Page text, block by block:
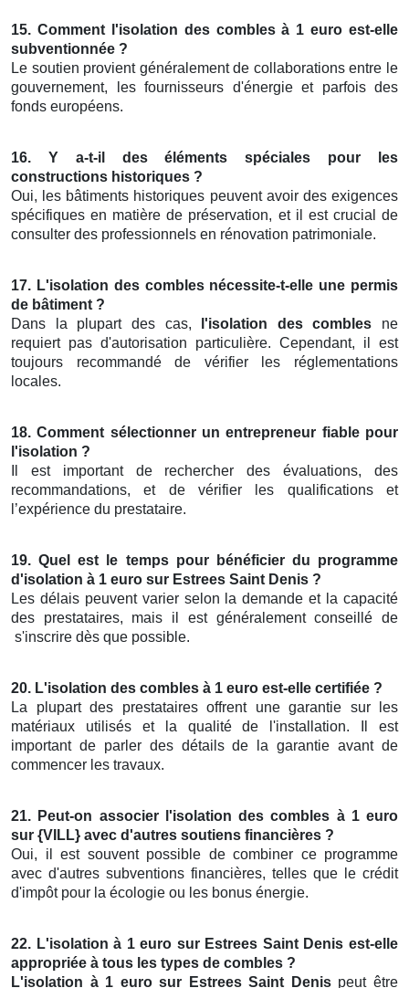
15. Comment l'isolation des combles à 1 euro est-elle
subventionnée ?
Le soutien provient généralement de collaborations entre le
gouvernement, les fournisseurs d'énergie et parfois des
fonds européens.
16. Y a-t-il des éléments spéciales pour les
constructions historiques ?
Oui, les bâtiments historiques peuvent avoir des exigences
spécifiques en matière de préservation, et il est crucial de
consulter des professionnels en rénovation patrimoniale.
17. L'isolation des combles nécessite-t-elle une permis
de bâtiment ?
Dans la plupart des cas,
l'isolation des combles ne
requiert pas d'autorisation particulière. Cependant, il est
toujours recommandé de vérifier les réglementations
locales.
18. Comment sélectionner un entrepreneur fiable pour
l'isolation ?
Il est important de rechercher des évaluations, des
recommandations, et de vérifier les qualifications et
l’expérience du prestataire.
19. Quel est le temps pour bénéficier du programme
d'isolation à 1 euro sur Estrees Saint Denis ?
Les délais peuvent varier selon la demande et la capacité
des prestataires, mais il est généralement conseillé de
s'inscrire dès que possible.
20. L'isolation des combles à 1 euro est-elle certifiée ?
La plupart des prestataires offrent une garantie sur les
matériaux utilisés et la qualité de l'installation. Il est
important de parler des détails de la garantie avant de
commencer les travaux.
21. Peut-on associer l'isolation des combles à 1 euro
sur {VILL} avec d'autres soutiens financières ?
Oui, il est souvent possible de combiner ce programme
avec d'autres subventions financières, telles que le crédit
d'impôt pour la écologie ou les bonus énergie.
22. L'isolation à 1 euro sur Estrees Saint Denis est-elle
appropriée à tous les types de combles ?
L'isolation à 1 euro sur Estrees Saint Denispeut être